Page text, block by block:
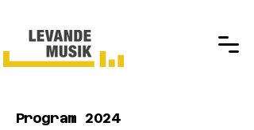
Program 2024